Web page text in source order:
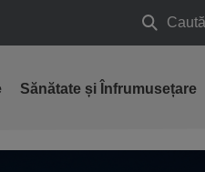
Caută
Caută
Sănătate și Înfrumusețare